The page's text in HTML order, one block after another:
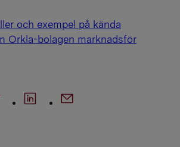
och exempel på kända
Orkla-bolagen marknadsför